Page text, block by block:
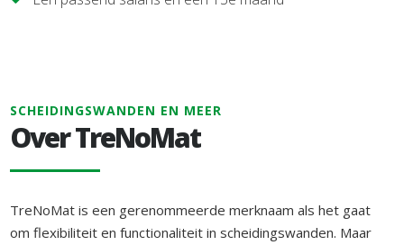
SCHEIDINGSWANDEN EN MEER
Over TreNoMat
TreNoMat is een gerenommeerde merknaam als het gaat
om flexibiliteit en functionaliteit in scheidingswanden. Maar